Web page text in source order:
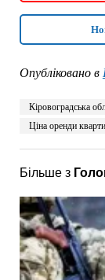
Опубліковано в
Кіровоградська
Ціна оренди
Більше з